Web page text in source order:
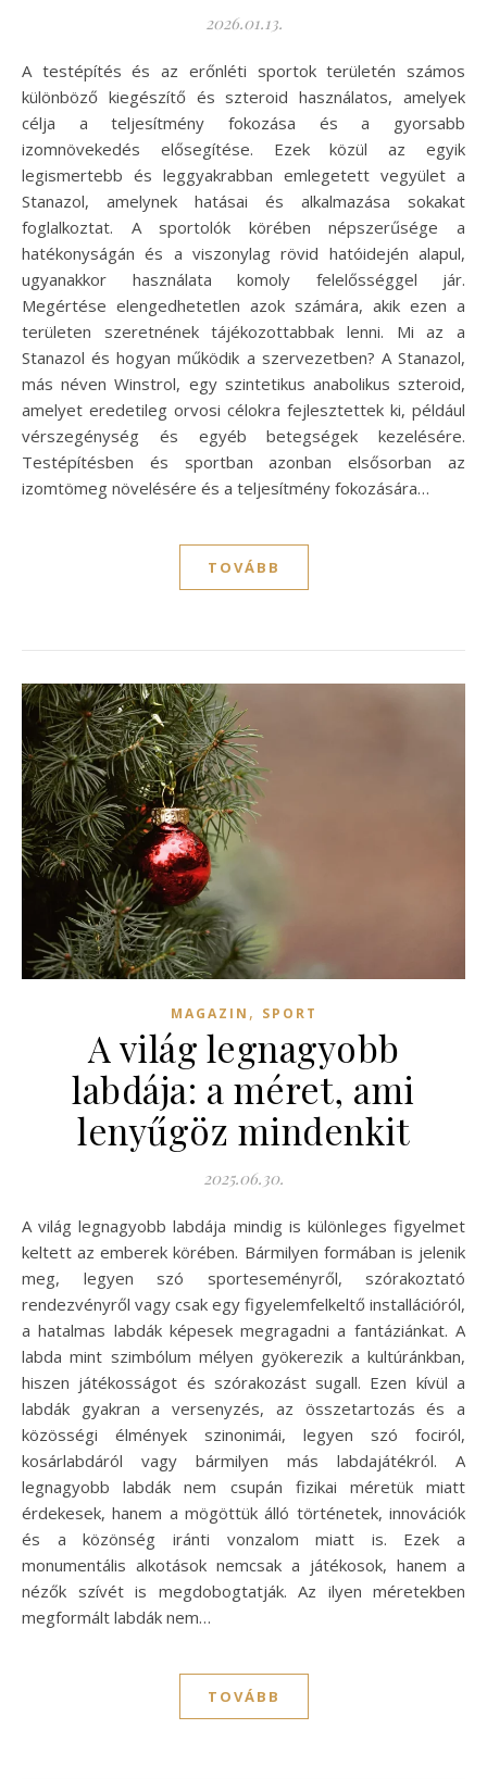
2026.01.13.
A testépítés és az erőnléti sportok területén számos
különböző kiegészítő és szteroid használatos, amelyek
célja a teljesítmény fokozása és a gyorsabb
izomnövekedés elősegítése. Ezek közül az egyik
legismertebb és leggyakrabban emlegetett vegyület a
Stanazol, amelynek hatásai és alkalmazása sokakat
foglalkoztat. A sportolók körében népszerűsége a
hatékonyságán és a viszonylag rövid hatóidején alapul,
ugyanakkor használata komoly felelősséggel jár.
Megértése elengedhetetlen azok számára, akik ezen a
területen szeretnének tájékozottabbak lenni. Mi az a
Stanazol és hogyan működik a szervezetben? A Stanazol,
más néven Winstrol, egy szintetikus anabolikus szteroid,
amelyet eredetileg orvosi célokra fejlesztettek ki, például
vérszegénység és egyéb betegségek kezelésére.
Testépítésben és sportban azonban elsősorban az
izomtömeg növelésére és a teljesítmény fokozására…
TOVÁBB
MAGAZIN , SPORT
A világ legnagyobb
labdája: a méret, ami
lenyűgöz mindenkit
2025.06.30.
A világ legnagyobb labdája mindig is különleges figyelmet
keltett az emberek körében. Bármilyen formában is jelenik
meg, legyen szó sporteseményről, szórakoztató
rendezvényről vagy csak egy figyelemfelkeltő installációról,
a hatalmas labdák képesek megragadni a fantáziánkat. A
labda mint szimbólum mélyen gyökerezik a kultúránkban,
hiszen játékosságot és szórakozást sugall. Ezen kívül a
labdák gyakran a versenyzés, az összetartozás és a
közösségi élmények szinonimái, legyen szó fociról,
kosárlabdáról vagy bármilyen más labdajátékról. A
legnagyobb labdák nem csupán fizikai méretük miatt
érdekesek, hanem a mögöttük álló történetek, innovációk
és a közönség iránti vonzalom miatt is. Ezek a
monumentális alkotások nemcsak a játékosok, hanem a
nézők szívét is megdobogtatják. Az ilyen méretekben
megformált labdák nem…
TOVÁBB